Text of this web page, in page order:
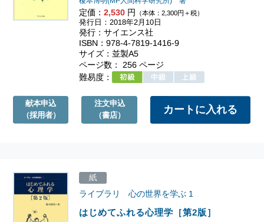
定価：2,530 円 （本体：2,300円＋税）
発行日：2018年2月10日
発行：サイエンス社
ISBN：978-4-7819-1416-9
サイズ：並製A5
ページ数： 256 ページ
難易度：
献本申込
（採用者）
注文申込
（書店）
はじめてふれる心理学［第2版］
ライブラリ 心の世界を学ぶ 1
紙